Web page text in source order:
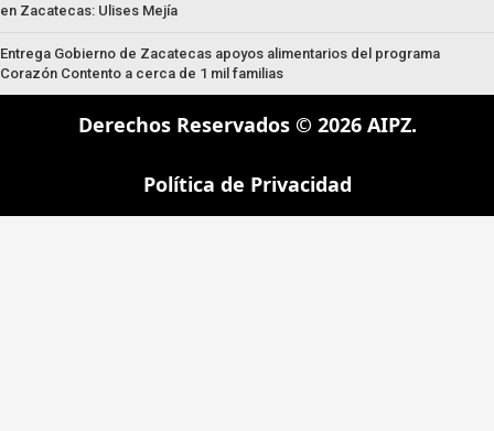
en Zacatecas: Ulises Mejía
Entrega Gobierno de Zacatecas apoyos alimentarios del programa
Corazón Contento a cerca de 1 mil familias
Derechos Reservados © 2026 AIPZ.
Política de Privacidad